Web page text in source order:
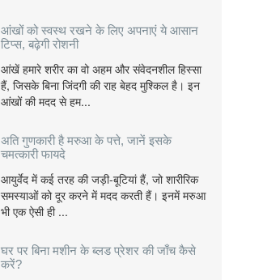
आंखों को स्वस्थ रखने के लिए अपनाएं ये आसान
टिप्स, बढ़ेगी रोशनी
आंखें हमारे शरीर का वो अहम और संवेदनशील हिस्सा
हैं, जिसके बिना जिंदगी की राह बेहद मुश्किल है। इन
आंखों की मदद से हम...
अति गुणकारी है मरुआ के पत्ते, जानें इसके
चमत्कारी फायदे
आयुर्वेद में कई तरह की जड़ी-बूटियां हैं, जो शारीरिक
समस्याओं को दूर करने में मदद करती हैं। इनमें मरुआ
भी एक ऐसी ही ...
घर पर बिना मशीन के ब्लड प्रेशर की जाँच कैसे
करें?